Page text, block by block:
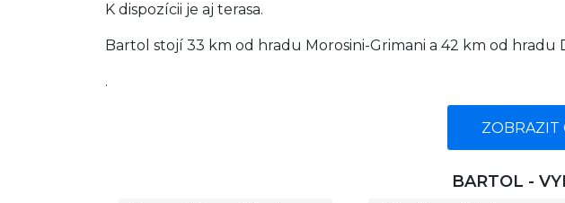
K dispozícii je aj terasa.
Bartol stojí 33 km od hradu Morosini-Grimani a 42 km od hradu
.
ZOBRAZIT
BARTOL -